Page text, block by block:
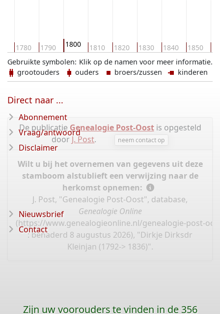
1780 1790 1800 1810 1820 1830 1840 1850
Klik op de namen voor meer informatie.
Gebruikte symbolen:
grootouders
ouders broers/zussen kinderen
De publicatie Genealogie Post-Oostis opgesteld
door J. Post. neem contact op
Wilt u bij het overnemen van gegevens uit deze
stamboom alstublieft een verwijzing naar de
herkomst opnemen:
J. Post, "Genealogie Post-Oost", database,
Genealogie Online
(https://www.genealogieonline.nl/genealogie-post-
: benaderd 8 augustus 2026), "Dirkje Dirksdr
Kleinjan (1792-> 1836)".
Direct naar ...
Abonnement
Vraag/antwoord
Disclaimer
Nieuwsbrief
Contact
Zijn uw voorouders te vinden in de 356